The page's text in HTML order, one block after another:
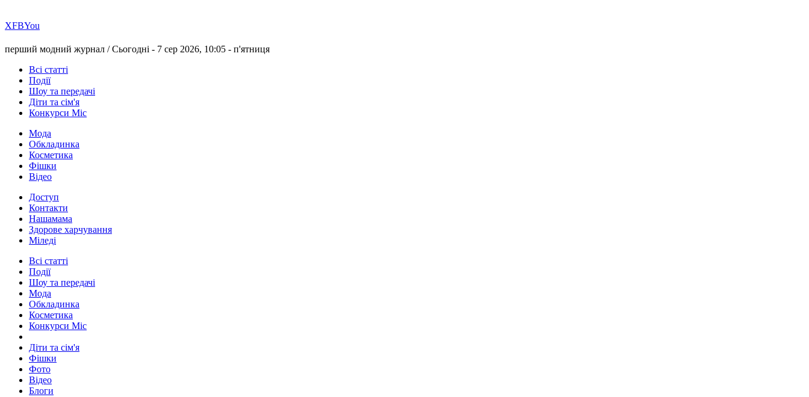
ХFBYou
перший модний журнал /Сьогодні - 7 сер 2026, 10:05 - п'ятниця
Всі статті
Події
Шоу та передачі
Діти та сім'я
Конкурси Міс
Мода
Обкладинка
Косметика
Фішки
Відео
Доступ
Контакти
Нашамама
Здорове харчування
Міледі
Всі статті
Події
Шоу та передачі
Мода
Обкладинка
Косметика
Конкурси Міс
Діти та сім'я
Фішки
Фото
Відео
Блоги